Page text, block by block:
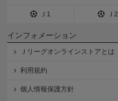
Ｊ1 Ｊ2
インフォメーション
Ｊリーグオンラインストアとは
利用規約
個人情報保護方針